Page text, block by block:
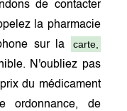
de contacter
la pharmacie
sur la
carte,
N'oubliez pas
du médicament
ordonnance, de